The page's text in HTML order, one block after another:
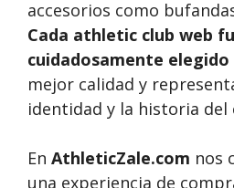
accesorios como
Cada athletic club web
cuidadosamente elegido
mejor calidad y
identidad y la historia del
En AthleticZale.com nos
una experiencia de